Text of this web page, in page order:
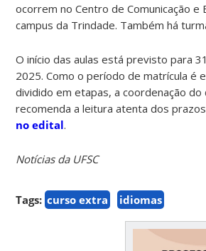
ocorrem no Centro de Comunicação e
campus da Trindade. Também há
O início das aulas está previsto para
2025. Como o período de matrícula é
dividido em etapas, a coordenação do
recomenda a leitura atenta dos
no edital.
Notícias da UFSC
Tags: curso extra idiomas